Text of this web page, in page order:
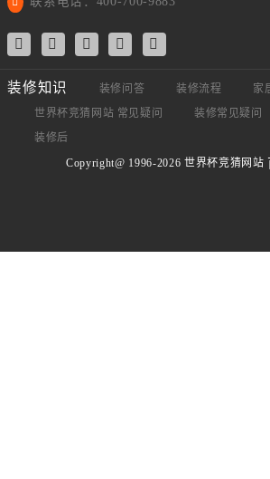
装修知识 装修问答 装修流程 家
世界杯竞猜网站 常见疑问
装修常见疑问
装修后
Copyright@ 1996-2026 世界杯竞猜网站